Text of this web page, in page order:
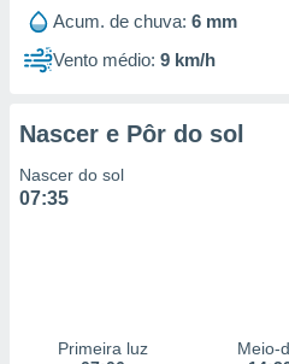
Acum. de chuva: 6 mm
Vento médio: 9 km/h
Nascer e Pôr do sol
Nascer do sol
07:35
Primeira luz
Meio-